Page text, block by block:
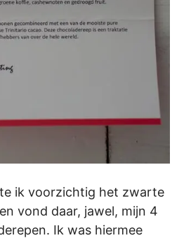
ik voorzichtig het zwarte
vond daar, jawel, mijn 4
Ik was hiermee